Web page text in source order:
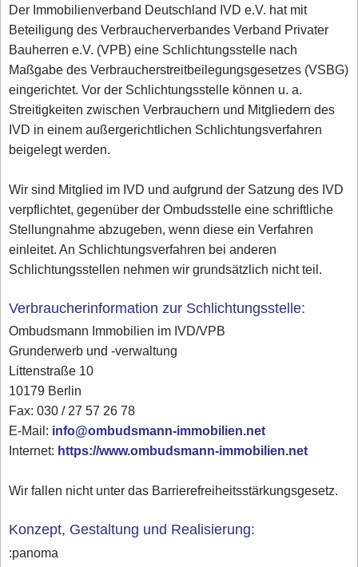
Der Immobilienverband Deutschland IVD e.V. hat mit
Beteiligung des Verbraucherverbandes Verband Privater
Bauherren e.V. (VPB) eine Schlichtungsstelle nach
Maßgabe des Verbraucherstreitbeilegungsgesetzes (VSBG)
eingerichtet. Vor der Schlichtungsstelle können u. a.
Streitigkeiten zwischen Verbrauchern und Mitgliedern des
IVD in einem außergerichtlichen Schlichtungsverfahren
beigelegt werden.
Wir sind Mitglied im IVD und aufgrund der Satzung des IVD
verpflichtet, gegenüber der Ombudsstelle eine schriftliche
Stellungnahme abzugeben, wenn diese ein Verfahren
einleitet. An Schlichtungsverfahren bei anderen
Schlichtungsstellen nehmen wir grundsätzlich nicht teil.
Verbraucherinformation zur Schlichtungsstelle:
Ombudsmann Immobilien im IVD/VPB
Grunderwerb und -verwaltung
Littenstraße 10
10179 Berlin
Fax: 030 / 27 57 26 78
E-Mail: info@ombudsmann-immobilien.net
Internet: https://www.ombudsmann-immobilien.net
Wir fallen nicht unter das Barrierefreiheitsstärkungsgesetz.
Konzept, Gestaltung und Realisierung:
:panoma